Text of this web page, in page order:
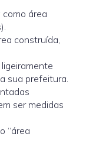
área
construída,
sua prefeitura.
ser medidas
“área